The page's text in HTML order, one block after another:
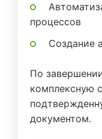
процессов
Создание
По
комплексную
документом.